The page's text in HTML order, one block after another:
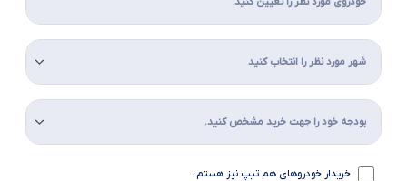
خریدار خودروهای هم تیپ نیز هستم.